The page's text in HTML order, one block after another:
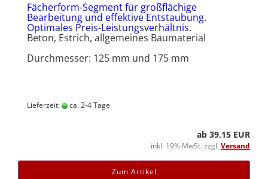
Fächerform-Segment für großflächige
Bearbeitung und effektive Entstaubung.
Optimales Preis-Leistungsverhältnis.
Beton, Estrich, allgemeines Baumaterial
Durchmesser: 125 mm und 175 mm
Lieferzeit: ca. 2-4 Tage
ab 39,15 EUR
inkl. 19% MwSt. zzgl. Versand
Zum Artikel